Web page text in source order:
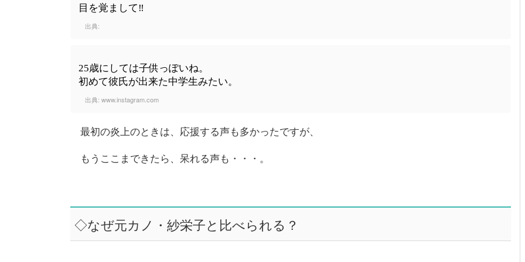
目を覚まして‼︎
出典:
25歳にしては子供っぽいね。
初めて彼氏が出来た中学生みたい。
出典: www.instagram.com
最初の炎上のときは、応援する声も多かったですが、
もうここまできたら、呆れる声も・・・。
◇なぜ元カノ・紗栄子と比べられる？